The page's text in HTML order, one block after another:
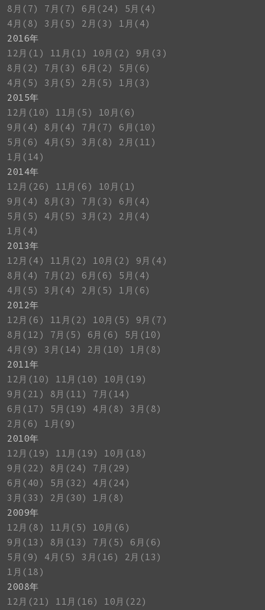
8月(7)
7月(7) 6月(24)
5月(4)
4月(8)
3月(5) 2月(3)
1月(4)
2016年
12月(1)
11月(1) 10月(2)
9月(3)
8月(2)
7月(3) 6月(2)
5月(6)
4月(5)
3月(5) 2月(5)
1月(3)
2015年
12月(10)
11月(5)
10月(6)
9月(4)
8月(4) 7月(7)
6月(10)
5月(6)
4月(5) 3月(8)
2月(11)
1月(14)
2014年
12月(26)
11月(6)
10月(1)
9月(4)
8月(3) 7月(3)
6月(4)
5月(5)
4月(5) 3月(2)
2月(4)
1月(4)
2013年
12月(4)
11月(2) 10月(2)
9月(4)
8月(4)
7月(2) 6月(6)
5月(4)
4月(5)
3月(4) 2月(5)
1月(6)
2012年
12月(6)
11月(2) 10月(5)
9月(7)
8月(12)
7月(5) 6月(6)
5月(10)
4月(9)
3月(14) 2月(10)
1月(8)
2011年
12月(10)
11月(10)
10月(19)
9月(21)
8月(11)
7月(14)
6月(17)
5月(19) 4月(8)
3月(8)
2月(6)
1月(9)
2010年
12月(19)
11月(19)
10月(18)
9月(22)
8月(24)
7月(29)
6月(40)
5月(32)
4月(24)
3月(33)
2月(30)
1月(8)
2009年
12月(8)
11月(5)
10月(6)
9月(13)
8月(13) 7月(5)
6月(6)
5月(9)
4月(5) 3月(16)
2月(13)
1月(18)
2008年
12月(21)
11月(16)
10月(22)